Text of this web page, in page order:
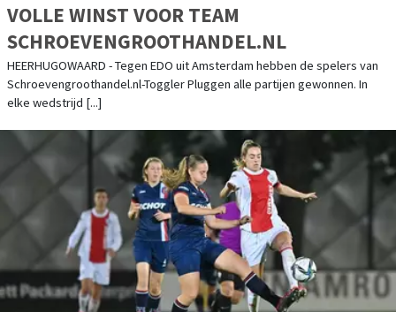
VOLLE WINST VOOR TEAM
SCHROEVENGROOTHANDEL.NL
HEERHUGOWAARD - Tegen EDO uit Amsterdam hebben de spelers van
Schroevengroothandel.nl-Toggler Pluggen alle partijen gewonnen. In
elke wedstrijd [...]